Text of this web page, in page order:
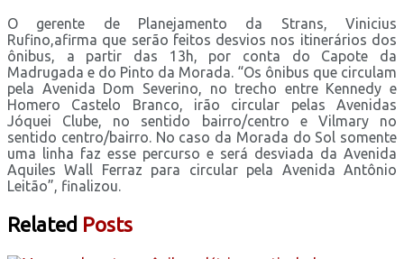
O gerente de Planejamento da Strans, Vinicius
Rufino,afirma que serão feitos desvios nos itinerários dos
ônibus, a partir das 13h, por conta do Capote da
Madrugada e do Pinto da Morada. “Os ônibus que circulam
pela Avenida Dom Severino, no trecho entre Kennedy e
Homero Castelo Branco, irão circular pelas Avenidas
Jóquei Clube, no sentido bairro/centro e Vilmary no
sentido centro/bairro. No caso da Morada do Sol somente
uma linha faz esse percurso e será desviada da Avenida
Aquiles Wall Ferraz para circular pela Avenida Antônio
Leitão”, finalizou.
Related Posts